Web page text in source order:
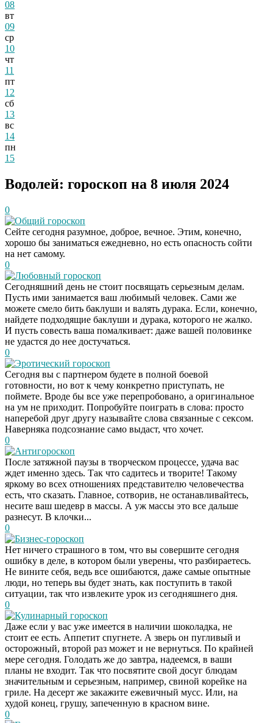
08
вт
09
ср
10
чт
11
пт
12
сб
13
вс
14
пн
15
Водолей: гороскоп на 8 июля 2024
0
Общий гороскоп
Сейте сегодня разумное, доброе, вечное. Этим, конечно,
хорошо бы заниматься ежедневно, но есть опасность сойти
на нет самому.
0
Любовный гороскоп
Сегодняшний день не стоит посвящать серьезным делам.
Пусть ими занимается ваш любимый человек. Сами же
можете смело бить баклуши и валять дурака. Если, конечно,
найдете подходящие баклуши и дурака, которого не жалко.
И пусть совесть ваша помалкивает: даже вашей половинке
не удастся до нее достучаться.
0
Эротический гороскоп
Сегодня вы с партнером будете в полной боевой
готовности, но вот к чему конкретно приступать, не
поймете. Вроде бы все уже перепробовано, а оригинальное
на ум не приходит. Попробуйте поиграть в слова: просто
наперебой друг другу называйте слова связанные с сексом.
Наверняка подсознание само выдаст, что хочет.
0
Антигороскоп
После затяжной паузы в творческом процессе, удача вас
ждет именно здесь. Так что садитесь и творите! Такому
яркому во всех отношениях представителю человечества
есть, что сказать. Главное, сотворив, не останавливайтесь,
несите ваш шедевр в массы. А уж массы это все дальше
разнесут. В клочки...
0
Бизнес-гороскоп
Нет ничего страшного в том, что вы совершите сегодня
ошибку в деле, в котором были уверены, что разбираетесь.
Не вините себя, ведь все ошибаются, даже самые опытные
люди, но теперь вы будет знать, как поступить в такой
ситуации, так что извлеките урок из сегодняшнего дня.
0
Кулинарный гороскоп
Даже если у вас уже имеется в наличии шоколадка, не
стоит ее есть. Аппетит спугнете. А зверь он пугливый и
осторожный, второй раз может и не вернуться. По крайней
мере сегодня. Голодать же до завтра, надеемся, в ваши
планы не входит. Так что посвятите свой досуг блюдам
значительным и серьезным, например, свиной корейке на
гриле. На десерт же закажите ежевичный мусс. Или, на
худой конец, грушу, запеченную в красном вине.
0